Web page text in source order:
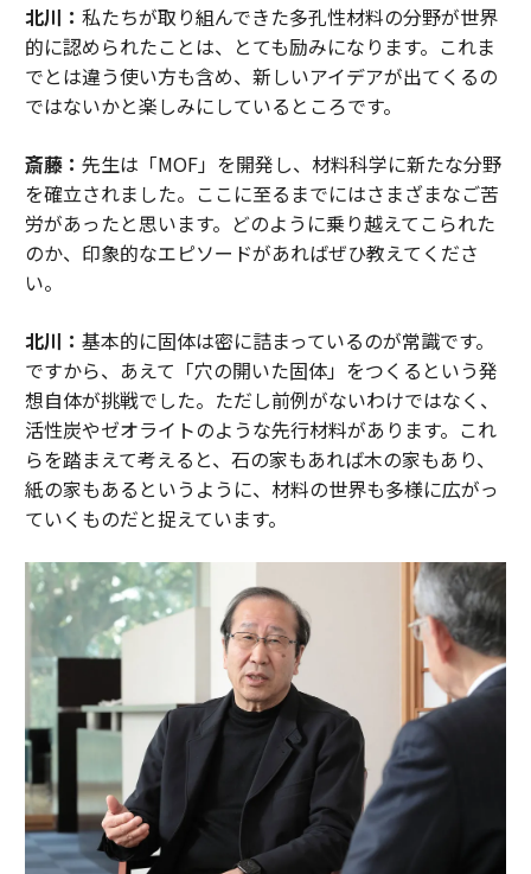
北川： 私たちが取り組んできた多孔性材料の分野が世界
的に認められたことは、とても励みになります。これま
でとは違う使い方も含め、新しいアイデアが出てくるの
ではないかと楽しみにしているところです。
斎藤： 先生は「MOF」を開発し、材料科学に新たな分野
を確立されました。ここに至るまでにはさまざまなご苦
労があったと思います。どのように乗り越えてこられた
のか、印象的なエピソードがあればぜひ教えてくださ
い。
北川： 基本的に固体は密に詰まっているのが常識です。
ですから、あえて「穴の開いた固体」をつくるという発
想自体が挑戦でした。ただし前例がないわけではなく、
活性炭やゼオライトのような先行材料があります。これ
らを踏まえて考えると、石の家もあれば木の家もあり、
紙の家もあるというように、材料の世界も多様に広がっ
ていくものだと捉えています。